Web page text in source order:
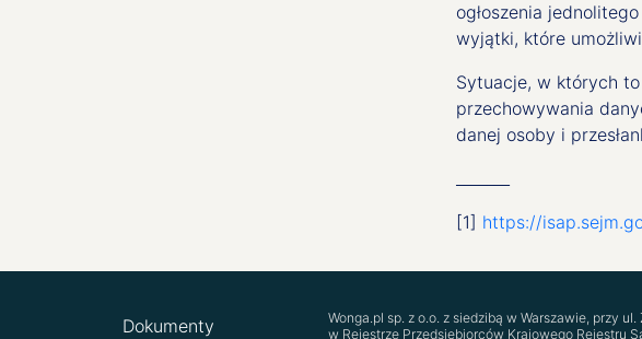
ogłoszenia
wyjątki, które
Sytuacje, w których
przechowywania
danej osoby i
[1] https://
Dokumenty
Wonga.pl sp. z o.o. z siedzibą w Warszawie, przy
w Rejestrze Przedsiębiorców Krajowego Rejestru